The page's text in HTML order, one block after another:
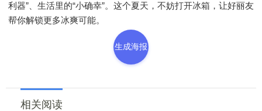
利器”、生活里的“小确幸”。这个夏天，不妨打开冰箱，让好丽友
帮你解锁更多冰爽可能。
生成海报
相关阅读